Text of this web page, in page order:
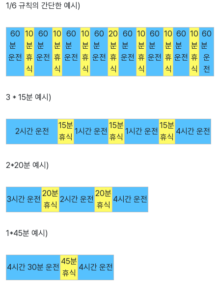
1/6 규칙의 간단한 예시)
60
분
운전
10
분
휴
식
60
분
운전
10
분
휴
식
60
분
운전
10
분
휴
식
60
분
운전
20
분
휴
식
60
분
운전
10
분
휴
식
60
분
운전
10
분
휴
식
60
분
운전
10
분
휴
식
60
분
운
전
3 * 15분 예시)
2시간 운전
15분
휴식
1시간 운전
15분
휴식
1시간 운전
15분
휴식
4시간 운전
2*20분 예시)
3시간 운전
20분
휴식
2시간 운전
20분
휴식
4시간 운전
1*45분 예시)
4시간 30분 운전
45분
휴식
4시간 운전